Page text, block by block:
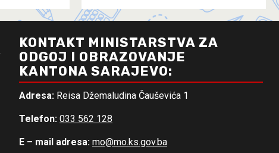
KONTAKT MINISTARSTVA ZA
ODGOJ I OBRAZOVANJE
KANTONA SARAJEVO:
Adresa: Reisa Džemaludina Čauševića 1
Telefon: 033 562 128
E – mail adresa: mo@mo.ks.gov.ba